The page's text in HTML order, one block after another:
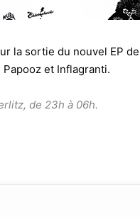
la sortie du nouvel EP
Papooz et Inflagranti.
de 23h à 06h.